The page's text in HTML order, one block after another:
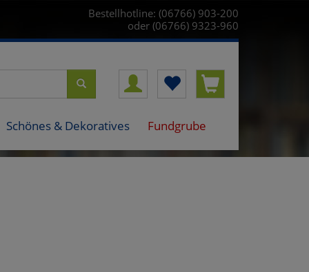
Bestellhotline: (06766) 903-200
oder (06766) 9323-960
Schönes & Dekoratives Fundgrube